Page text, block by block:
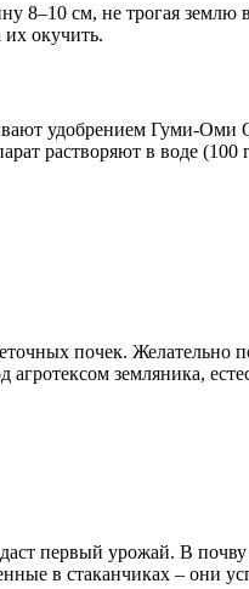
см, не трогая землю
окучить.
удобрением Гуми-
растворяют в воде (100
почек.
земляника,
первый урожай. В почву
в стаканчиках – они